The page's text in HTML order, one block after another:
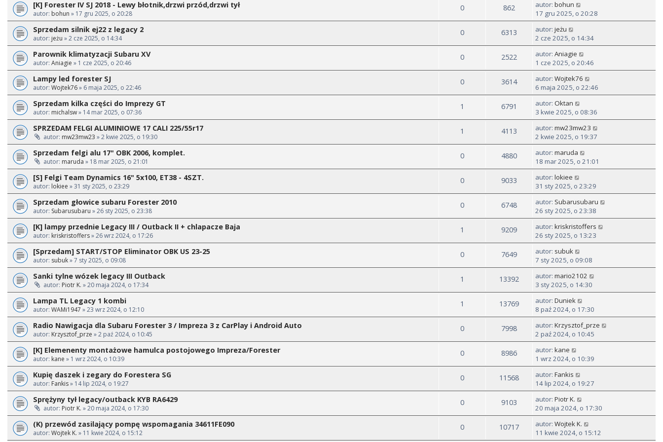
[K] Forester IV SJ 2018 - Lewy błotnik,drzwi przód,drzwi tył
autor: bohun » 17 gru 2025, o 20:28
0 862 autor: bohun
17 gru 2025, o 20:28
Sprzedam silnik ej22 z legacy 2
autor: jeżu » 2 cze 2025, o 14:34
0 6313 autor: jeżu
2 cze 2025, o 14:34
Parownik klimatyzacji Subaru XV
autor: Aniagie » 1 cze 2025, o 20:46
0 2522 autor: Aniagie
1 cze 2025, o 20:46
Lampy led forester SJ
autor: Wojtek76» 6 maja 2025, o 22:46
0 3614 autor: Wojtek76
6 maja 2025, o 22:46
Sprzedam kilka części do Imprezy GT
autor: michalsw» 14 mar 2025, o 07:36
1 6791 autor: Oktan
3 kwie 2025, o 08:36
SPRZEDAM FELGI ALUMINIOWE 17 CALI 225/55r17
autor: mw23mw23 » 2 kwie 2025, o 19:30
1 4113 autor: mw23mw23
2 kwie 2025, o 19:37
Sprzedam felgi alu 17" OBK 2006, komplet.
autor: maruda » 18 mar 2025, o 21:01
0 4880 autor: maruda
18 mar 2025, o 21:01
[S] Felgi Team Dynamics 16" 5x100, ET38 - 4SZT.
autor: lokiee » 31 sty 2025, o 23:29
0 9033 autor: lokiee
31 sty 2025, o 23:29
Sprzedam głowice subaru Forester 2010
autor: Subarusubaru » 26 sty 2025, o 23:38
0 6748 autor: Subarusubaru
26 sty 2025, o 23:38
[K] lampy przednie Legacy III / Outback II + chlapacze Baja
autor: kriskristoffers» 26 wrz 2024, o 17:26
1 9209 autor: kriskristoffers
26 sty 2025, o 13:23
[Sprzedam] START/STOP Eliminator OBK US 23-25
autor: subuk» 7 sty 2025, o 09:08
0 7649 autor: subuk
7 sty 2025, o 09:08
Sanki tylne wózek legacy III Outback
autor: Piotr K. » 20 maja 2024, o 17:34
1 13392 autor: mario2102
3 sty 2025, o 14:30
Lampa TL Legacy 1 kombi
autor: WAMi1947 » 23 wrz 2024, o 12:10
1 13769 autor: Duniek
8 paź 2024, o 17:30
Radio Nawigacja dla Subaru Forester 3 / Impreza 3 z CarPlay i Android Auto
autor: Krzysztof_prze » 2 paź 2024, o 10:45
0 7998 autor: Krzysztof_prze
2 paź 2024, o 10:45
[K] Elemenenty montażowe hamulca postojowego Impreza/Forester
autor: kane » 1 wrz 2024, o 10:39
0 8986 autor: kane
1 wrz 2024, o 10:39
Kupię daszek i zegary do Forestera SG
autor: Fankis» 14 lip 2024, o 19:27
0 11568 autor: Fankis
14 lip 2024, o 19:27
Sprężyny tył legacy/outback KYB RA6429
autor: Piotr K. » 20 maja 2024, o 17:30
0 9103 autor: Piotr K.
20 maja 2024, o 17:30
(K) przewód zasilający pompę wspomagania 34611FE090
autor: Wojtek K. » 11 kwie 2024, o 15:12
0 10717 autor: Wojtek K.
11 kwie 2024, o 15:12